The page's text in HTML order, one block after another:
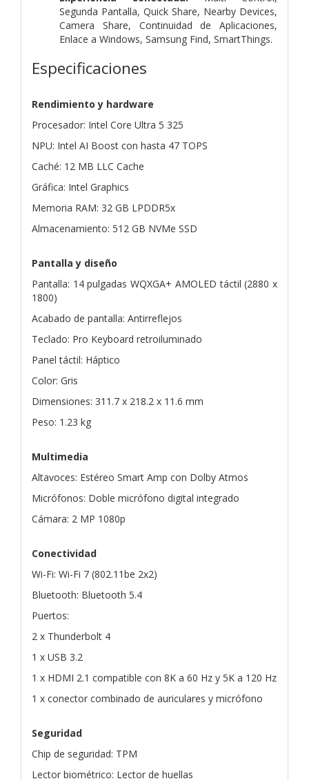
Segunda Pantalla, Quick Share, Nearby Devices,
Camera Share, Continuidad de Aplicaciones,
Enlace a Windows, Samsung Find, SmartThings.
Especificaciones
Rendimiento y hardware
Procesador: Intel Core Ultra 5 325
NPU: Intel AI Boost con hasta 47 TOPS
Caché: 12 MB LLC Cache
Gráfica: Intel Graphics
Memoria RAM: 32 GB LPDDR5x
Almacenamiento: 512 GB NVMe SSD
Pantalla y diseño
Pantalla: 14 pulgadas WQXGA+ AMOLED táctil (2880 x
1800)
Acabado de pantalla: Antirreflejos
Teclado: Pro Keyboard retroiluminado
Panel táctil: Háptico
Color: Gris
Dimensiones: 311.7 x 218.2 x 11.6 mm
Peso: 1.23 kg
Multimedia
Altavoces: Estéreo Smart Amp con Dolby Atmos
Micrófonos: Doble micrófono digital integrado
Cámara: 2 MP 1080p
Conectividad
Wi-Fi: Wi-Fi 7 (802.11be 2x2)
Bluetooth: Bluetooth 5.4
Puertos:
2 x Thunderbolt 4
1 x USB 3.2
1 x HDMI 2.1 compatible con 8K a 60 Hz y 5K a 120 Hz
1 x conector combinado de auriculares y micrófono
Seguridad
Chip de seguridad: TPM
Lector biométrico: Lector de huellas